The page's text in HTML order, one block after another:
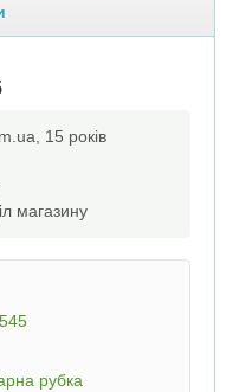
15 років
магазину
рубка